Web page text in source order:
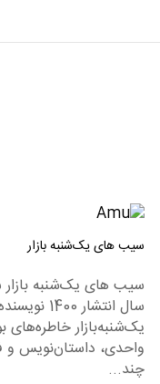
سیب های یک‌شنبه بازار
سیب های یک‌شنبه بازار
سال
یک‌شنبه‌بازار
واحدی، داستان‌نویس و
چند...